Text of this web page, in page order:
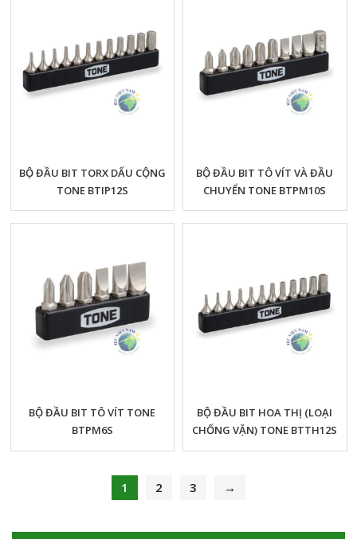
BỘ ĐẦU BIT TORX DẤU CỘNG
TONE BTIP12S
BỘ ĐẦU BIT TÔ VÍT VÀ ĐẦU
CHUYỂN TONE BTPM10S
BỘ ĐẦU BIT TÔ VÍT TONE
BTPM6S
BỘ ĐẦU BIT HOA THỊ (LOẠI
CHỐNG VẶN) TONE BTTH12S
1 2 3 →